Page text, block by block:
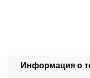
Информация о